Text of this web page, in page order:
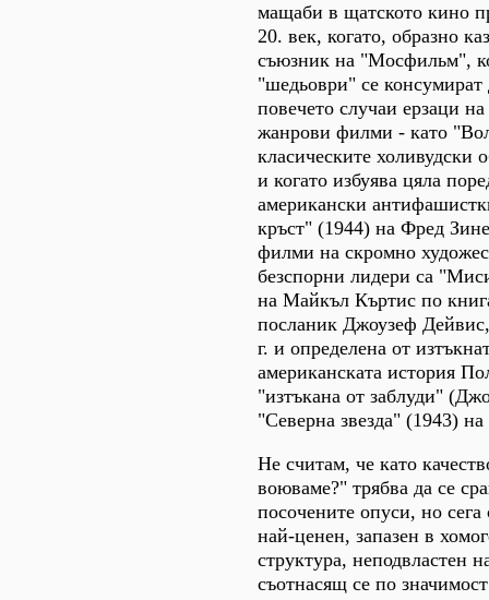
мащаби в щатското кино
20. век, когато, образно
съюзник на "Мосфильм",
"шедьоври" се консумират
повечето случаи ерзаци
жанрови филми - като
класическите холивудски
и когато избуява цяла
американски
кръст" (1944) на Фред
филми на скромно
безспорни лидери са
на Майкъл Къртис по
посланик Джоузеф
г. и определена от
американската история
"изтъкана от заблуди"
"Северна звезда" (1943)
Не считам, че като
воюваме?" трябва да се
посочените опуси, но сега
най-ценен, запазен в
структура, неподвластен
съотнасящ се по